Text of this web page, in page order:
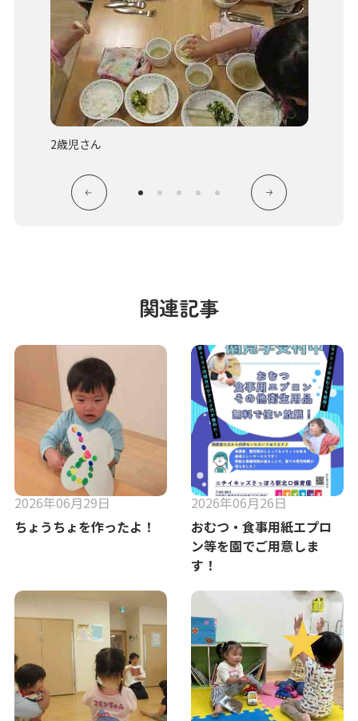
2歳児さん
関連記事
2026年06月29日
ちょうちょを作ったよ！
2026年06月26日
おむつ・食事用紙エプロ
ン等を園でご用意しま
す！